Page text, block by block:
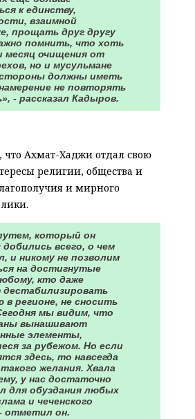
к единству,
взаимной
прощать друг другу
помнить, что хоть
месяц очищения от
но и мусульмане
должны иметь
не повторять
- рассказал Кадыров.
Ахмат-Хаджи отдал свою
религии, общества и
и мирного
который он
всего, о чем
и никому не позволим
на достигнутые
кто даже
дестабилизировать
в регионе, не сносить
мы видим, что
вынашивают
элементы,
за рубежом. Но если
здесь, то навсегда
желания. Хвала
у нас достаточно
для обуздания любых
и чеченского
отметил он.